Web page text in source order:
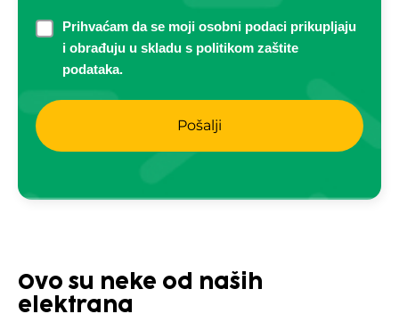
consentPrihvaćam da se moji osobni podaci prikupljaju
i obrađuju u skladu s politikom zaštite
podataka.
Ovo su neke od naših
elektrana